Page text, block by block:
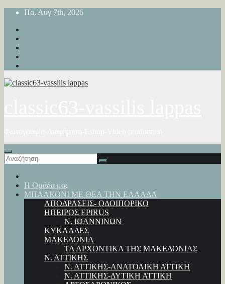
Μετάβαση
περιεχόμενο
Πα. Αυγ 7th, 2026
Η Ομάδα μας
ΜΠΑΛΚΟΝΙ ΜΕ ΘΕΑ ΤΗΝ ΕΛΛΑΔΑ
ΑΠΟΔΡΑΣΕΙΣ- ΟΔΟΙΠΟΡΙΚΟ
ΗΠΕΙΡΟΣ EPIRUS
Ν. ΙΩΑΝΝΙΝΩΝ
ΚΥΚΛΑΔΕΣ
ΜΑΚΕΔΟΝΙΑ
ΤΑ ΑΡΧΟΝΤΙΚΑ ΤΗΣ ΜΑΚΕΔΟΝΙΑΣ
Ν. ΑΤΤΙΚΗΣ
Ν. ΑΤΤΙΚΗΣ-ΑΝΑΤΟΛΙΚΗ ΑΤΤΙΚΗ
Ν. ΑΤΤΙΚΗΣ-ΔΥΤΙΚΗ ΑΤΤΙΚΗ